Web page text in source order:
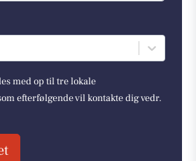
med op til tre lokale
efterfølgende vil kontakte dig vedr.